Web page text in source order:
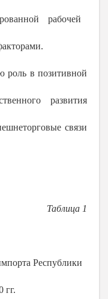
рабочей
в позитивной
развития
связи
Таблица 1
Республики
гг.